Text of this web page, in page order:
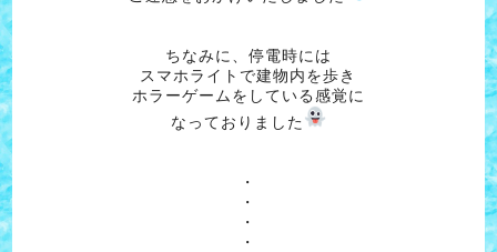
ちなみに、停電時には
スマホライトで建物内を歩き
ホラーゲームをしている感覚に
なっておりました
・
・
・
・